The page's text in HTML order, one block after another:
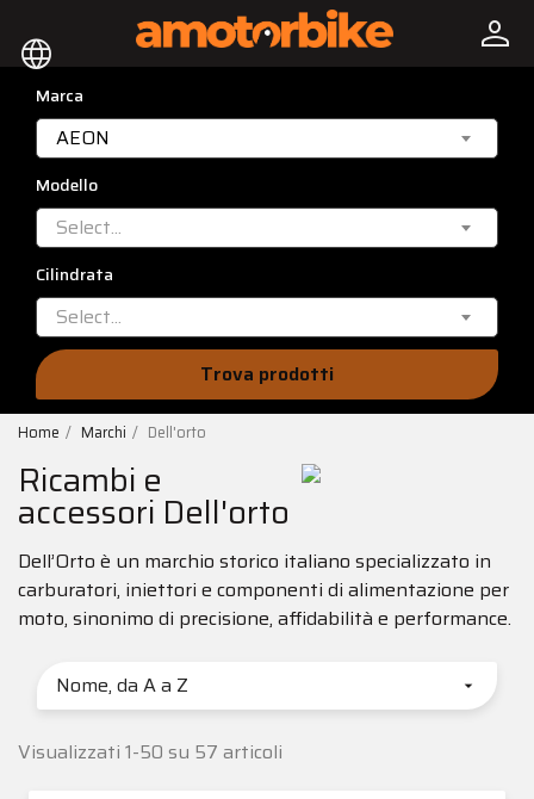
language person
Marca
AEON
Modello
Select...
Cilindrata
Select...
Trova prodotti
Home Marchi Dell'orto
Ricambi e
accessori Dell'orto
Dell’Orto è un marchio storico italiano specializzato in
carburatori, iniettori e componenti di alimentazione per
moto, sinonimo di precisione, affidabilità e performance.
Nome, da A a Z 
Visualizzati 1-50 su 57 articoli